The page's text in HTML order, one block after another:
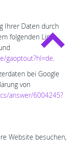
Ihrer Daten durch
folgenden Link
gaoptout?hl=de.
bei Google
von
answer/6004245?
Website besuchen,